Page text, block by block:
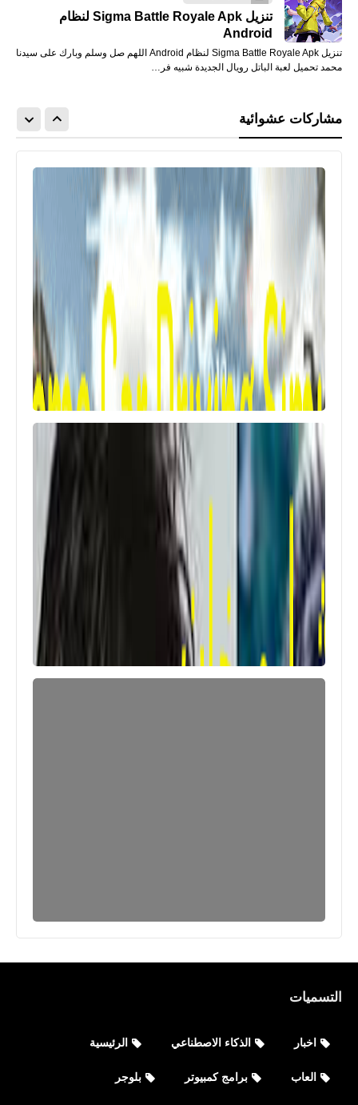
تنزيل Sigma Battle Royale Apk لنظام
Android
تنزيل Sigma Battle Royale Apk لنظام Android اللهم صل وسلم وبارك على سيدنا
محمد تحميل لعبة الباتل رويال الجديدة شبيه فر…
مشاركات عشوائية
التسميات
اخبار الذكاء الاصطناعي الرئيسية
العاب برامج كمبيوتر بلوجر